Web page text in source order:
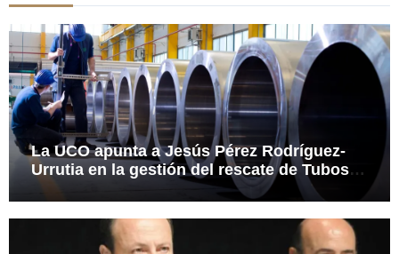
La UCO apunta a Jesús Pérez Rodríguez-
Urrutia en la gestión del rescate de Tubos
Reunidos